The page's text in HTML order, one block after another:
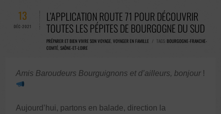
13
DÉC-2021
L’APPLICATION ROUTE 71 POUR DÉCOUVRIR
TOUTES LES PÉPITES DE BOURGOGNE DU SUD
PRÉPARER ET BIEN VIVRE SON VOYAGE,VOYAGER EN FAMILLE / TAGS:BOURGOGNE-FRANCHE-
COMTÉ,SAÔNE-ET-LOIRE
Amis Baroudeurs Bourguignons et d’ailleurs, bonjour !
Aujourd’hui, partons en balade, direction la